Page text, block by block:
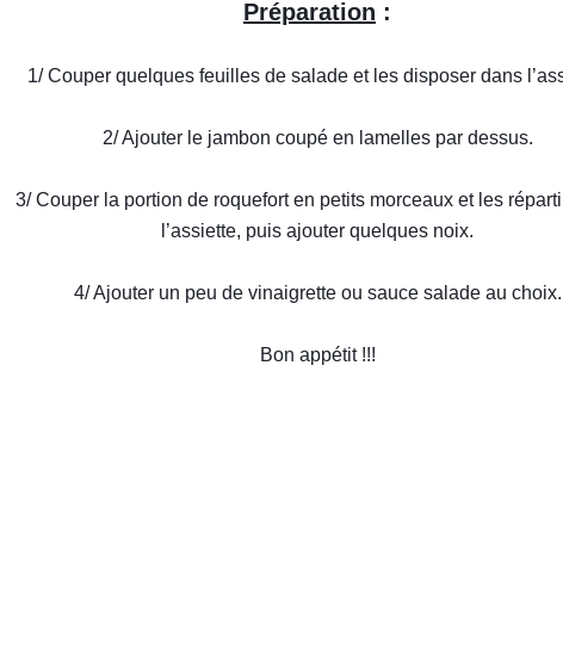
Préparation :
1/ Couper quelques feuilles de salade et les disposer dans
2/ Ajouter le jambon coupé en lamelles par dessus.
3/ Couper la portion de roquefort en petits morceaux et les
l’assiette, puis ajouter quelques noix.
4/ Ajouter un peu de vinaigrette ou sauce salade au choix.
Bon appétit !!!